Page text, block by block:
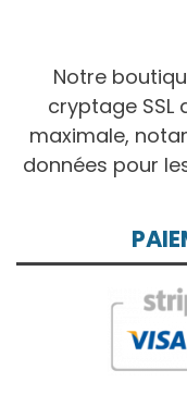
Notre
cryptage SSL
maximale,
données pour